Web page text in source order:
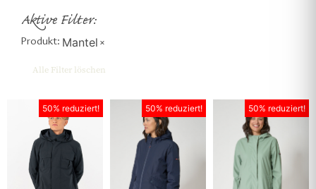
Aktive Filter:
Produkt: Mantel ×
Alle Filter löschen
50% reduziert! 50% reduziert! 50% reduziert!